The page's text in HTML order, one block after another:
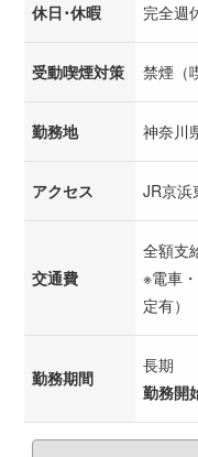
休日･休暇 完全週
受動喫煙対策 禁煙（
勤務地 神奈川
アクセス JR京浜
交通費
全額支
※電車
定有）
勤務期間
長期
勤務開